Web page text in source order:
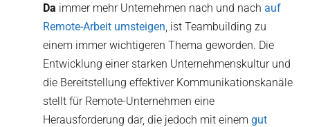
‍Da immer mehr Unternehmen nach und nachauf
Remote-Arbeit umsteigen, ist Teambuilding zu
einem immer wichtigeren Thema geworden. Die
Entwicklung einer starken Unternehmenskultur und
die Bereitstellung effektiver Kommunikationskanäle
stellt für Remote-Unternehmen eine
Herausforderung dar, die jedoch mit einemgut